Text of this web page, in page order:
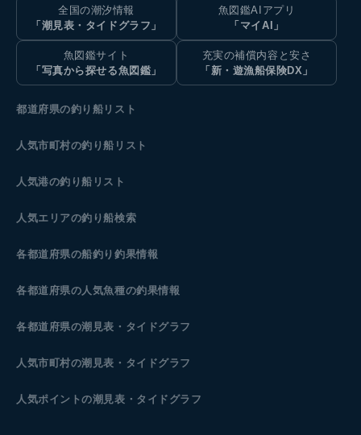
全国の潮汐情報
「潮見表・タイドグラフ」
魚図鑑AIアプリ
「マイAI」
魚図鑑サイト
「写真から探せる魚図鑑」
充実の補償内容と安さ
「新・遊漁船保険DX」
都道府県の釣り船リスト
人気市町村の釣り船リスト
人気港の釣り船リスト
人気エリアの釣り船検索
各都道府県の船釣り釣果情報
各都道府県の人気魚種の釣果情報
各都道府県の潮見表 ・タイドグラフ
人気市町村の潮見表・タイドグラフ
人気ポイントの潮見表・タイドグラフ